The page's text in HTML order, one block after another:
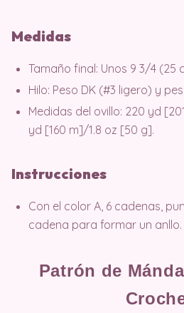
Medidas
Tamaño final: Unos 9 3/4 (25
Hilo: Peso DK (#3 ligero) y
Medidas del ovillo: 220 yd
yd [160 m]/1.8 oz [50 g].
Instrucciones
Con el color A, 6 cadenas,
cadena para formar un anllo.
Patrón de